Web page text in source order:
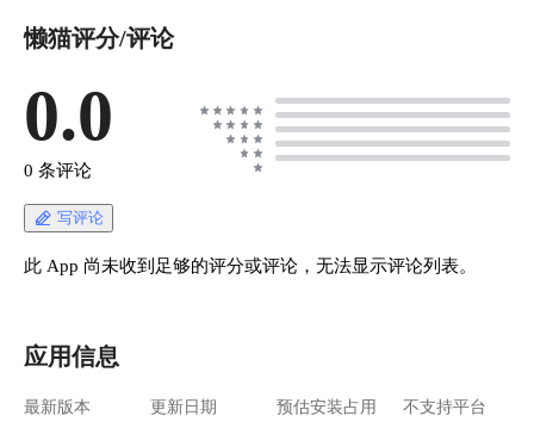
个链接就彻底失效了，再也打不开。 应用特点：
访问次数和有效期，到期或被访问后自动失效 >
• 所有内容在数据库中以 128 位 AES 对称加密存
储，密钥仅包含在分享链接中 > • 只有持有完整
获取明文 > • 支持明暗主题切换，界面简洁易用
> • 适合企业、团队或个人在本地、私有云等环
境自部署 > • 开源项目，支持自定义和二次开发
https://appstore.lazycat.cloud/#/shop/detail/cloud.laz
后，打开就是功能页面 ![image.png](https://lzc-
懒猫评分/评论
0.0
0 条评论
写评论
此 App 尚未收到足够的评分或评论，无法显示评论列表。
应用信息
最新版本 更新日期 预估安装占用 不支持平台